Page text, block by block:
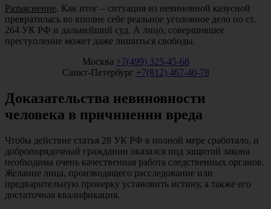
Разъяснение. Как итог – ситуация из невиновной казусной
превратилась во вполне себе реальное уголовное дело по ст.
264 УК РФ и дальнейший суд. А лицо, совершившее
преступление может даже лишиться свободы.
Москва +7(499) 325-45-68
Санкт-Петербург +7(812) 467-40-78
Доказательства невиновности
человека в причинении вреда
Чтобы действие статья 28 УК РФ в полной мере сработало, и
добропорядочный гражданин оказался под защитой закона
необходима очень качественная работа следственных органов.
Желание лица, производящего расследование или
предварительную проверку установить истину, а также его
достаточная квалификация.